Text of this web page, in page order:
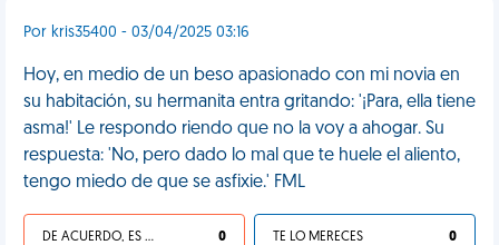
Por kris35400 - 03/04/2025 03:16
Hoy, en medio de un beso apasionado con mi novia en
su habitación, su hermanita entra gritando: '¡Para, ella tiene
asma!' Le respondo riendo que no la voy a ahogar. Su
respuesta: 'No, pero dado lo mal que te huele el aliento,
tengo miedo de que se asfixie.' FML
DE ACUERDO, ES UNA VIDA HP 0 TE LO MERECES 0